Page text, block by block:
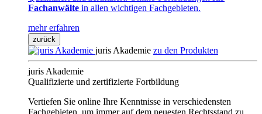
Fachanwälte in allen wichtigen Fachgebieten.
mehr erfahren
zurück
juris Akademie zu den Produkten
juris Akademie
Qualifizierte und zertifizierte Fortbildung
Vertiefen Sie online Ihre Kenntnisse in verschiedensten
Fachgebieten, um immer auf dem neuesten Rechtsstand zu